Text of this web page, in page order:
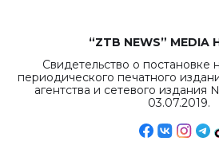
“ZTB NEWS” MEDIA
Свидетельство о постановке
периодического печатного
агентства и сетевого
03.07.2019.